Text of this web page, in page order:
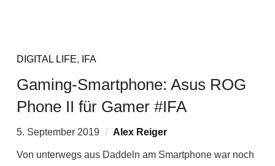
DIGITAL LIFE, IFA
Gaming-Smartphone: Asus ROG
Phone II für Gamer #IFA
5. September 2019 Alex Reiger
Von unterwegs aus Daddeln am Smartphone war noch